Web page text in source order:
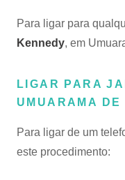
Para ligar para
Kennedy, em
LIGAR PARA
UMUARAMA
Para ligar de um
este procedimento: